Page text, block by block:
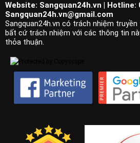
Website: Sangquan24h.vn | Hotline:
Sangquan24h.vn@gmail.com
Sangquan24h.vn có trách nhiệm
bất cứ trách nhiệm với các thông tin
thỏa thuận.